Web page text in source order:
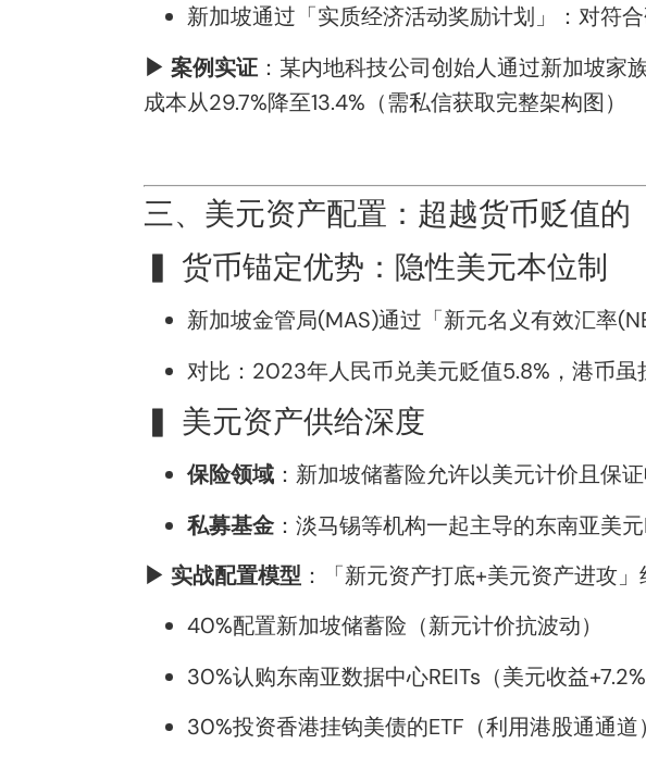
新加坡通过「实质经济活动奖励计划」：对符
▶ 案例实证 ：某内地科技公司创始人通过新加坡
成本从29.7%降至13.4%（需私信获取完整架构图）
三、美元资产配置：超越货币贬值的
▍ 货币锚定优势：隐性美元本位制
新加坡金管局(MAS)通过「新元名义有效汇率
对比：2023年人民币兑美元贬值5.8%，港币
▍ 美元资产供给深度
保险领域 ：新加坡储蓄险允许以美元计价且保
私募基金 ：淡马锡等机构一起主导的东南亚美
▶ 实战配置模型 ：「新元资产打底+美元资产进攻
40%配置新加坡储蓄险（新元计价抗波动）
30%认购东南亚数据中心REITs（美元收益+7.2%
30%投资香港挂钩美债的ETF（利用港股通通道）